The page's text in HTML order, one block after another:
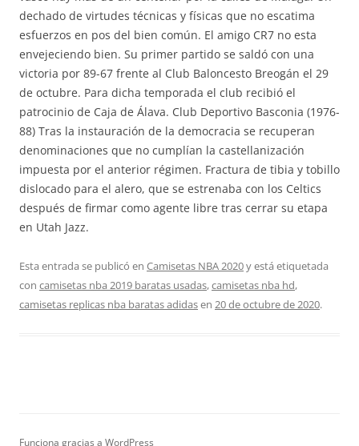
dechado de virtudes técnicas y físicas que no escatima
esfuerzos en pos del bien común. El amigo CR7 no esta
envejeciendo bien. Su primer partido se saldó con una
victoria por 89-67 frente al Club Baloncesto Breogán el 29
de octubre. Para dicha temporada el club recibió el
patrocinio de Caja de Álava. Club Deportivo Basconia (1976-
88) Tras la instauración de la democracia se recuperan
denominaciones que no cumplían la castellanización
impuesta por el anterior régimen. Fractura de tibia y tobillo
dislocado para el alero, que se estrenaba con los Celtics
después de firmar como agente libre tras cerrar su etapa
en Utah Jazz.
Esta entrada se publicó en Camisetas NBA 2020y está etiquetada
con camisetas nba 2019 baratas usadas,camisetas nba hd,
camisetas replicas nba baratas adidasen 20 de octubre de 2020.
Funciona gracias a WordPress